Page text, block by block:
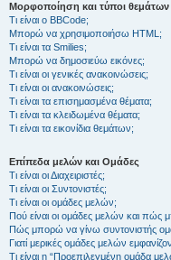
Μορφοποίηση και τύποι θεμάτων
Τι είναι ο BBCode;
Μπορώ να χρησιμοποιήσω HTML;
Τι είναι τα Smilies;
Μπορώ να δημοσιεύω εικόνες;
Τι είναι οι γενικές ανακοινώσεις;
Τι είναι οι ανακοινώσεις;
Τι είναι τα επισημασμένα θέματα;
Τι είναι τα κλειδωμένα θέματα;
Τι είναι τα εικονίδια θεμάτων;
Επίπεδα μελών και Ομάδες
Τι είναι οι Διαχειριστές;
Τι είναι οι Συντονιστές;
Τι είναι οι ομάδες μελών;
Πού είναι οι ομάδες μελών και
Πώς μπορώ να γίνω συντονιστής
Γιατί μερικές ομάδες μελών
Τι είναι η “Προεπιλεγμένη ομάδα